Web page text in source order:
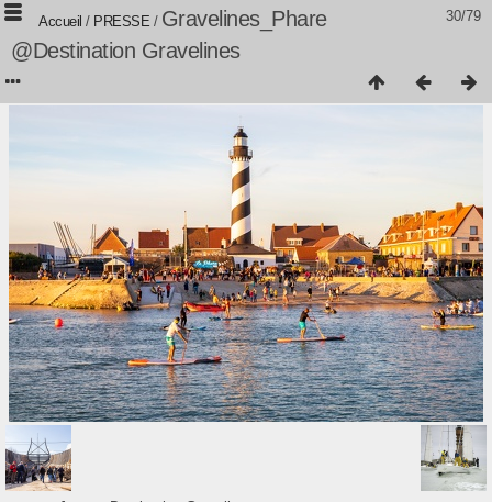
30/79
Accueil / PRESSE / Gravelines_Phare
@Destination Gravelines